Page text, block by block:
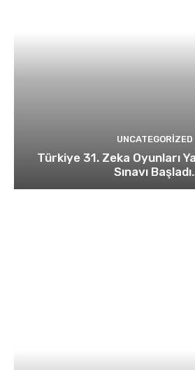
UNCATEGORIZED
Türkiye 31. Zeka Oyunları
Sınavı